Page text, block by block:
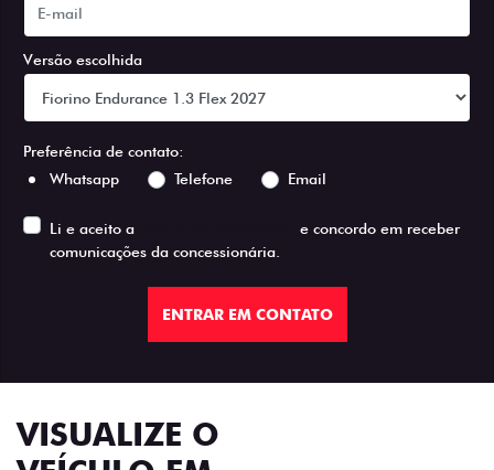
Versão escolhida
Preferência de contato:
Whatsapp
Telefone Email
Li e aceito a
e concordo em receber
comunicações da concessionária.
ENTRAR EM CONTATO
VISUALIZE O